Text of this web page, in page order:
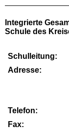
Integrierte
Schule des
Schulleitung:
Adresse:
Telefon:
Fax: